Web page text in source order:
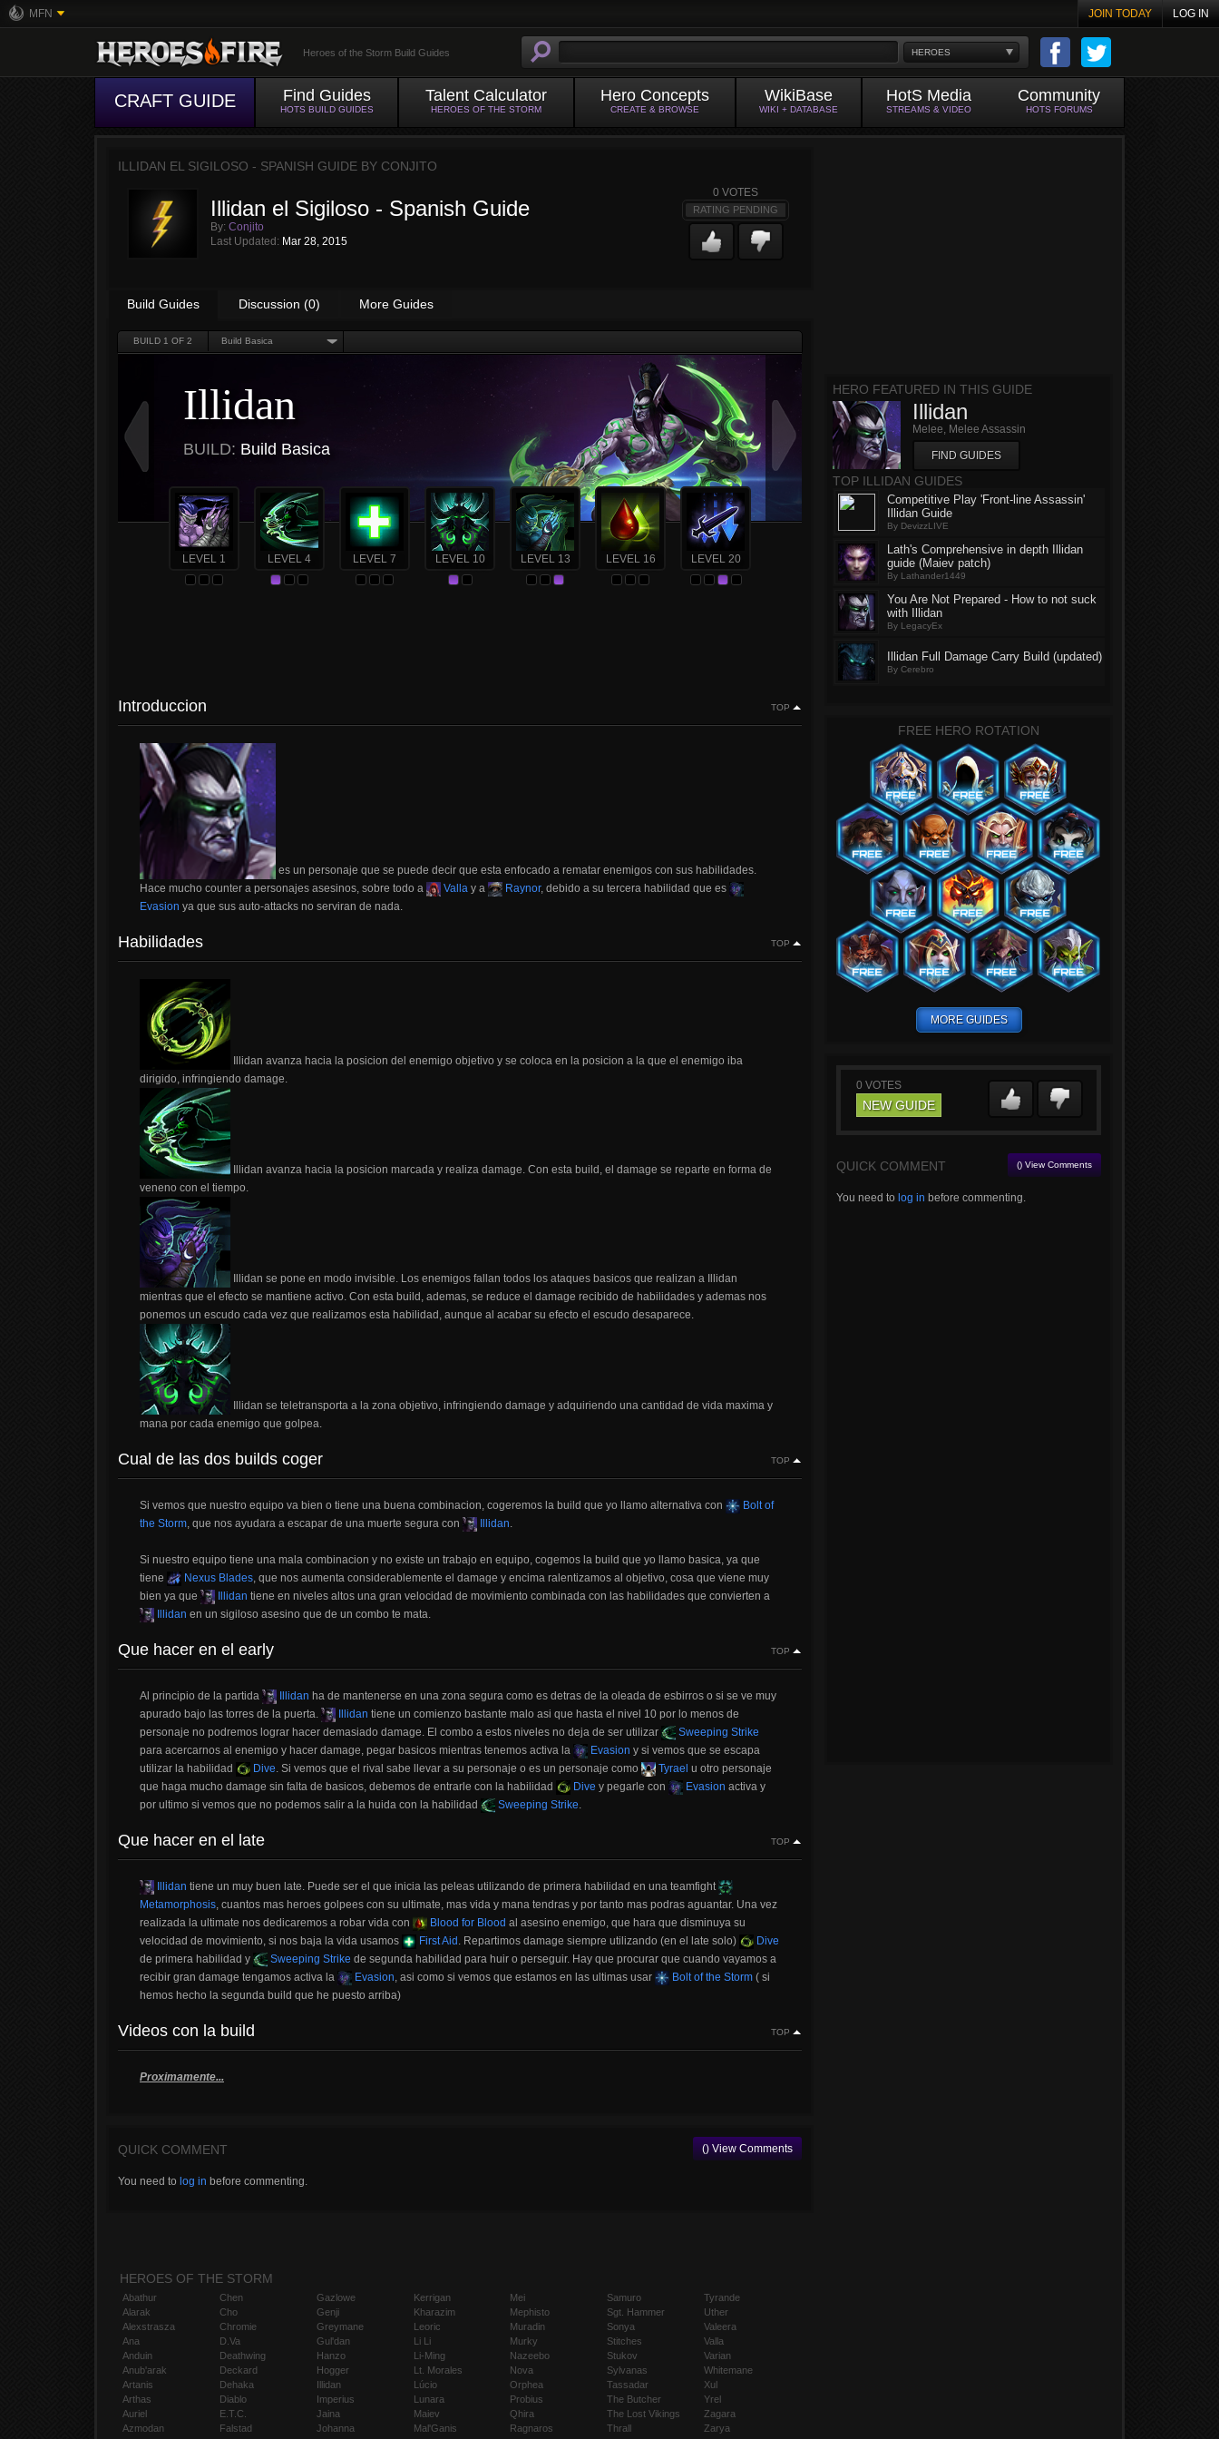
MFN JOIN TODAY LOG IN
HEROES
Heroes of the Storm Build Guides
CRAFT GUIDE Find Guides
HOTS BUILD GUIDES
Talent Calculator
HEROES OF THE STORM
Hero Concepts
CREATE & BROWSE
WikiBase
WIKI + DATABASE
HotS Media
STREAMS & VIDEO
Community
HOTS FORUMS
ILLIDAN EL SIGILOSO - SPANISH GUIDE BY CONJITO
Illidan el Sigiloso - Spanish Guide
By: Conjito
Last Updated: Mar 28, 2015
0 VOTES
RATING PENDING
Build Guides Discussion (0) More Guides
BUILD 1 OF 2 Build Basica
Illidan
BUILD: Build Basica
LEVEL 1 LEVEL 4 LEVEL 7 LEVEL 10 LEVEL 13 LEVEL 16 LEVEL 20
Introduccion TOP
es un personaje que se puede decir que esta enfocado a rematar enemigos con sus habilidades.
Hace mucho counter a personajes asesinos, sobre todo a
Valla y a Raynor, debido a su tercera habilidad que es
Evasion ya que sus auto-attacks no serviran de nada.
Habilidades TOP
Illidan avanza hacia la posicion del enemigo objetivo y se coloca en la posicion a la que el enemigo iba
dirigido, infringiendo damage.
Illidan avanza hacia la posicion marcada y realiza damage. Con esta build, el damage se reparte en forma de
veneno con el tiempo.
Illidan se pone en modo invisible. Los enemigos fallan todos los ataques basicos que realizan a Illidan
mientras que el efecto se mantiene activo. Con esta build, ademas, se reduce el damage recibido de habilidades y ademas nos
ponemos un escudo cada vez que realizamos esta habilidad, aunque al acabar su efecto el escudo desaparece.
Illidan se teletransporta a la zona objetivo, infringiendo damage y adquiriendo una cantidad de vida maxima y
mana por cada enemigo que golpea.
Cual de las dos builds coger TOP
Si vemos que nuestro equipo va bien o tiene una buena combinacion, cogeremos la build que yo llamo alternativa con
Bolt of
the Storm, que nos ayudara a escapar de una muerte segura con Illidan.
Si nuestro equipo tiene una mala combinacion y no existe un trabajo en equipo, cogemos la build que yo llamo basica, ya que
tiene
Nexus Blades, que nos aumenta considerablemente el damage y encima ralentizamos al objetivo, cosa que viene muy
bien ya que
Illidan tiene en niveles altos una gran velocidad de movimiento combinada con las habilidades que convierten a
Illidan en un sigiloso asesino que de un combo te mata.
Que hacer en el early TOP
Al principio de la partida Illidan ha de mantenerse en una zona segura como es detras de la oleada de esbirros o si se ve muy
apurado bajo las torres de la puerta.
Illidan tiene un comienzo bastante malo asi que hasta el nivel 10 por lo menos de
personaje no podremos lograr hacer demasiado damage. El combo a estos niveles no deja de ser utilizar
Sweeping Strike
para acercarnos al enemigo y hacer damage, pegar basicos mientras tenemos activa la
Evasion y si vemos que se escapa
utilizar la habilidad
Dive. Si vemos que el rival sabe llevar a su personaje o es un personaje como Tyrael u otro personaje
que haga mucho damage sin falta de basicos, debemos de entrarle con la habilidad
Dive y pegarle con Evasion activa y
por ultimo si vemos que no podemos salir a la huida con la habilidad
Sweeping Strike.
Que hacer en el late TOP
Illidan tiene un muy buen late. Puede ser el que inicia las peleas utilizando de primera habilidad en una teamfight
Metamorphosis, cuantos mas heroes golpees con su ultimate, mas vida y mana tendras y por tanto mas podras aguantar. Una vez
realizada la ultimate nos dedicaremos a robar vida con
Blood for Blood al asesino enemigo, que hara que disminuya su
velocidad de movimiento, si nos baja la vida usamos
First Aid . Repartimos damage siempre utilizando (en el late solo)
Dive
de primera habilidad y
Sweeping Strike de segunda habilidad para huir o perseguir. Hay que procurar que cuando vayamos a
recibir gran damage tengamos activa la
Evasion, asi como si vemos que estamos en las ultimas usar Bolt of the Storm ( si
hemos hecho la segunda build que he puesto arriba)
Videos con la build TOP
Proximamente...
QUICK COMMENT () View Comments
You need to log in before commenting.
HERO FEATURED IN THIS GUIDE
Illidan
Melee, Melee Assassin
FIND GUIDES
TOP ILLIDAN GUIDES
Competitive Play 'Front-line Assassin'
Illidan Guide
By DevizzLIVE
Lath's Comprehensive in depth Illidan
guide (Maiev patch)
By Lathander1449
You Are Not Prepared - How to not suck
with Illidan
By LegacyEx
Illidan Full Damage Carry Build (updated)
By Cerebro
FREE HERO ROTATION
MORE GUIDES
0 VOTES
NEW GUIDE
QUICK COMMENT () View Comments
You need to log in before commenting.
HEROES OF THE STORM
Abathur
Alarak
Alexstrasza
Ana
Anduin
Anub'arak
Artanis
Arthas
Auriel
Azmodan
Chen
Cho
Chromie
D.Va
Deathwing
Deckard
Dehaka
Diablo
E.T.C.
Falstad
Gazlowe
Genji
Greymane
Gul'dan
Hanzo
Hogger
Illidan
Imperius
Jaina
Johanna
Kerrigan
Kharazim
Leoric
Li Li
Li-Ming
Lt. Morales
Lúcio
Lunara
Maiev
Mal'Ganis
Mei
Mephisto
Muradin
Murky
Nazeebo
Nova
Orphea
Probius
Qhira
Ragnaros
Samuro
Sgt. Hammer
Sonya
Stitches
Stukov
Sylvanas
Tassadar
The Butcher
The Lost Vikings
Thrall
Tyrande
Uther
Valeera
Valla
Varian
Whitemane
Xul
Yrel
Zagara
Zarya